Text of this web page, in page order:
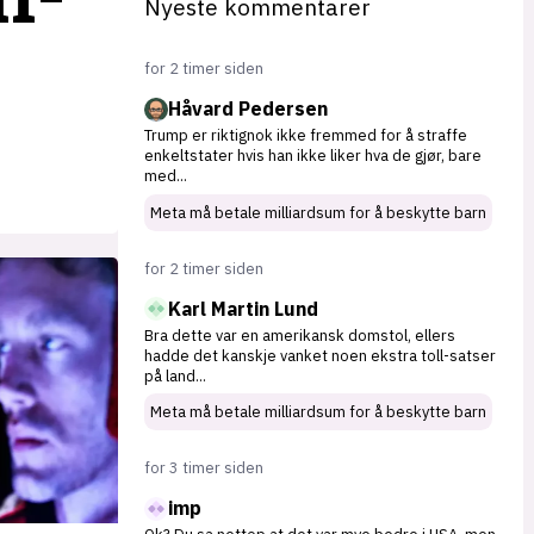
Nyeste kommentarer
for 2 timer siden
Håvard Pedersen
Trump er riktignok ikke fremmed for å straffe
enkeltstater hvis han ikke liker hva de gjør, bare
med...
Meta må betale milliardsum for å beskytte barn
for 2 timer siden
Karl Martin Lund
Bra dette var en amerikansk domstol, ellers
hadde det kanskje vanket noen ekstra toll-satser
på land...
Meta må betale milliardsum for å beskytte barn
for 3 timer siden
imp